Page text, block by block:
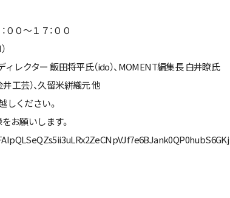
００～１７：００
レクター 飯田将平氏（ido）、MOMENT編集長 白井瞭氏
井工芸）、久留米絣織元 他
しください。
お願いします。